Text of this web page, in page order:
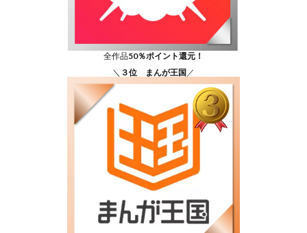
全作品50％ポイント還元！
＼ ３位 まんが王国 ／